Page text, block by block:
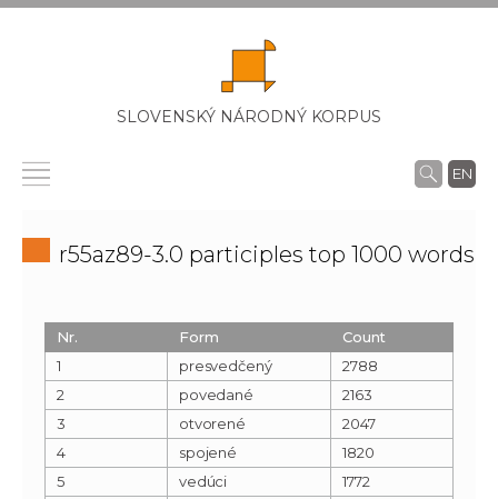
SLOVENSKÝ NÁRODNÝ KORPUS
EN
r55az89-3.0 participles top 1000 words
Nr. Form
Count
1
presvedčený
2788
2
povedané
2163
3
otvorené
2047
4
spojené
1820
5
vedúci
1772